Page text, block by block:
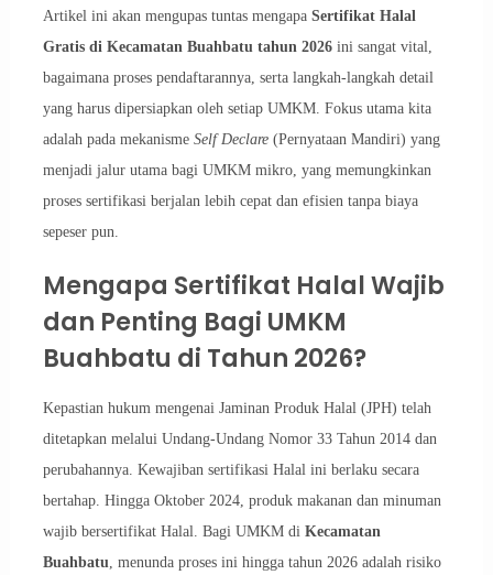
Artikel ini akan mengupas tuntas mengapa Sertifikat Halal
Gratis di Kecamatan Buahbatu tahun 2026ini sangat vital,
bagaimana proses pendaftarannya, serta langkah-langkah detail
yang harus dipersiapkan oleh setiap UMKM. Fokus utama kita
adalah pada mekanisme Self Declare(Pernyataan Mandiri) yang
menjadi jalur utama bagi UMKM mikro, yang memungkinkan
proses sertifikasi berjalan lebih cepat dan efisien tanpa biaya
sepeser pun.
Mengapa Sertifikat Halal Wajib
dan Penting Bagi UMKM
Buahbatu di Tahun 2026?
Kepastian hukum mengenai Jaminan Produk Halal (JPH) telah
ditetapkan melalui Undang-Undang Nomor 33 Tahun 2014 dan
perubahannya. Kewajiban sertifikasi Halal ini berlaku secara
bertahap. Hingga Oktober 2024, produk makanan dan minuman
wajib bersertifikat Halal. Bagi UMKM di Kecamatan
Buahbatu, menunda proses ini hingga tahun 2026 adalah risiko